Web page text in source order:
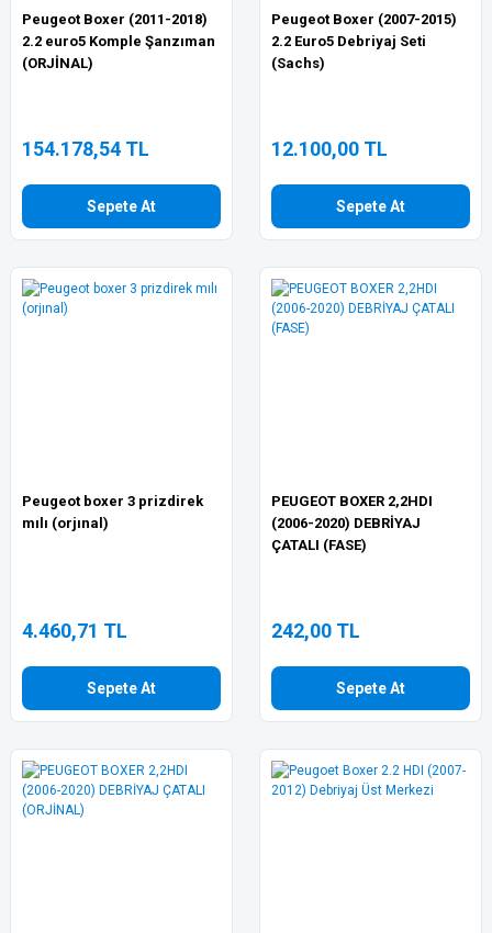
Peugeot Boxer (2011-2018)
2.2 euro5 Komple Şanzıman
(ORJİNAL)
154.178,54 TL
Sepete At
Peugeot Boxer (2007-2015)
2.2 Euro5 Debriyaj Seti
(Sachs)
12.100,00 TL
Sepete At
Peugeot boxer 3 prizdirek
mılı (orjınal)
4.460,71 TL
Sepete At
PEUGEOT BOXER 2,2HDI
(2006-2020) DEBRİYAJ
ÇATALI (FASE)
242,00 TL
Sepete At